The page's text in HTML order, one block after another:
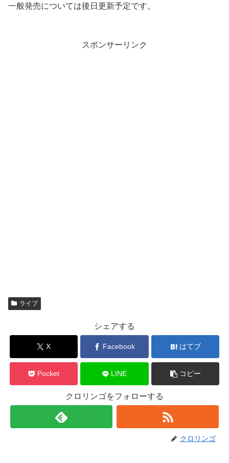
一般発売については後日更新予定です。
スポンサーリンク
ライブ
シェアする
X Facebook はてブ
Pocket LINE コピー
クロリンゴをフォローする
クロリンゴ